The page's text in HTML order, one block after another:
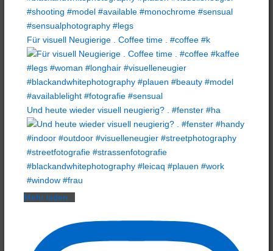
Für visuell Neugierige . Coffee time . #coffee #k
Und heute wieder visuell neugierig? . #fenster #ha
Mehr laden...